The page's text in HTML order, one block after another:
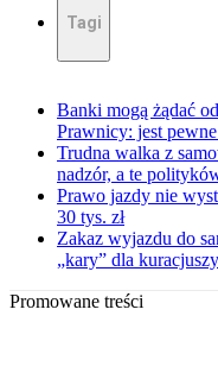
Tagi
Banki mogą żądać
Prawnicy: jest pewne
Trudna walka z
nadzór, a te
Prawo jazdy nie
30 tys. zł
Zakaz wyjazdu do
„kary” dla kuracjuszy
Promowane treści